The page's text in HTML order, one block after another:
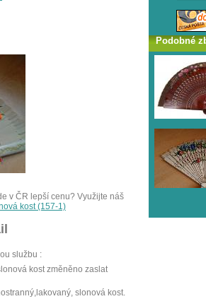
v ČR lepší cenu? Využijte náš
kost (157-1)
službu :
kost změněno zaslat
slonová kost.
Podobné